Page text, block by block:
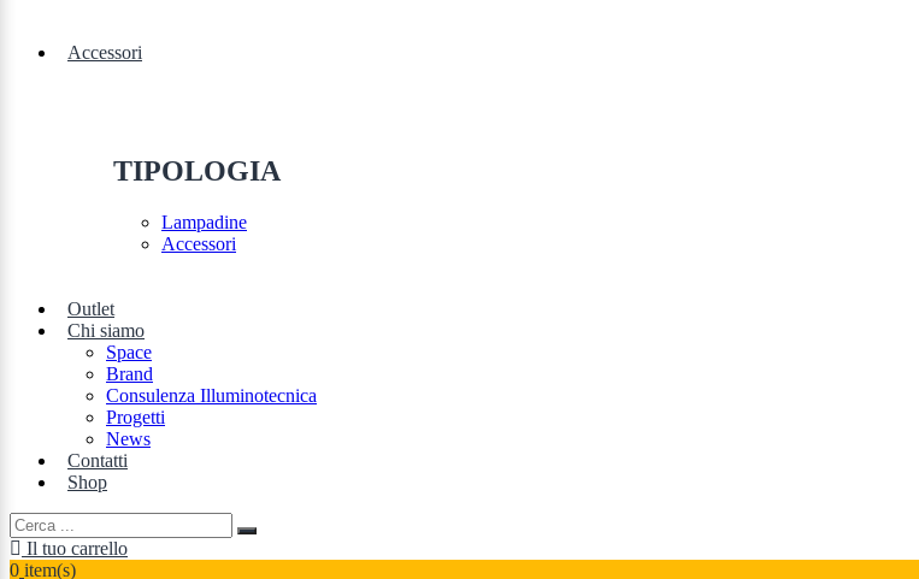
Accessori
TIPOLOGIA
Lampadine
Accessori
Outlet
Chi siamo
Space
Brand
Consulenza Illuminotecnica
Progetti
News
Contatti
Shop
Il tuo carrello
0 item(s)